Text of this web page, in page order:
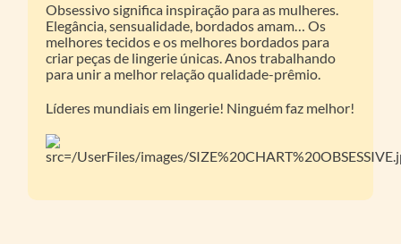
Obsessivo significa inspiração para as mulheres.
Elegância, sensualidade, bordados amam… Os
melhores tecidos e os melhores bordados para
criar peças de lingerie únicas. Anos trabalhando
para unir a melhor relação qualidade-prêmio.
Líderes mundiais em lingerie! Ninguém faz melhor!